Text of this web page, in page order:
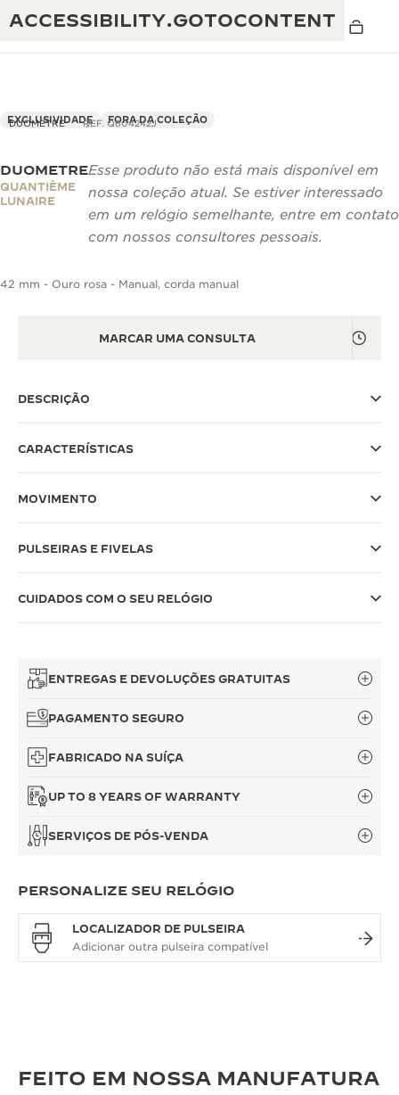
ACCESSIBILITY.GOTOCONTENT
GARANTIA DO RELÓGIO
THE GOLDEN RATIO MUSICAL SHOW
O REVERSO 1931 CAFÉ
A EXPOSIÇÃO THE PERPETUAL
THE PRECISION PIONEER
EXCELÊNCIA: MAIS DE 190 ANOS
CRIATIVIDADE: MAIS DE 430 PATENTES
DOMÍNIO: 108 OFÍCIOS
DUOMETRE REF. Q604242J
EXCLUSIVIDADE FORA DA COLEÇÃO
DUOMETRE
QUANTIÈME
LUNAIRE
Esse produto não está mais disponível em
nossa coleção atual. Se estiver interessado
em um relógio semelhante, entre em contato
com nossos consultores pessoais.
42 mm - Ouro rosa - Manual, corda manual
MARCAR UMA CONSULTA
DESCRIÇÃO
CARACTERÍSTICAS
MOVIMENTO
PULSEIRAS E FIVELAS
CUIDADOS COM O SEU RELÓGIO
ENTREGAS E DEVOLUÇÕES GRATUITAS
PAGAMENTO SEGURO
FABRICADO NA SUÍÇA
UP TO 8 YEARS OF WARRANTY
SERVIÇOS DE PÓS-VENDA
PERSONALIZE SEU RELÓGIO
LOCALIZADOR DE PULSEIRA
FEITO EM NOSSA MANUFATURA